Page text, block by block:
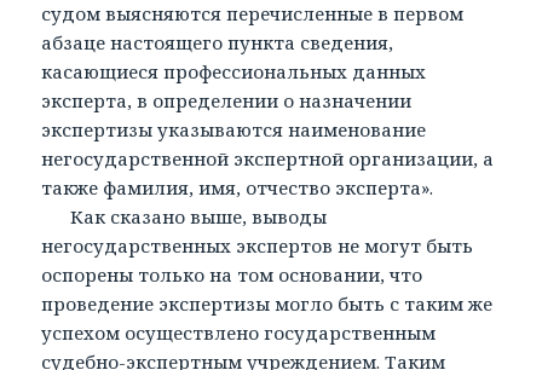
судом выясняются перечисленные в первом
абзаце настоящего пункта сведения,
касающиеся профессиональных данных
эксперта, в определении о назначении
экспертизы указываются наименование
негосударственной экспертной организации, а
также фамилия, имя, отчество эксперта».
Как сказано выше, выводы
негосударственных экспертов не могут быть
оспорены только на том основании, что
проведение экспертизы могло быть с таким же
успехом осуществлено государственным
судебно-экспертным учреждением. Таким